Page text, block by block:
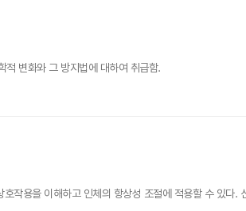
적 변화와 그 방지법에 대하여 취급함.
작용을 이해하고 인체의 항상성 조절에 적용할 수 있다.